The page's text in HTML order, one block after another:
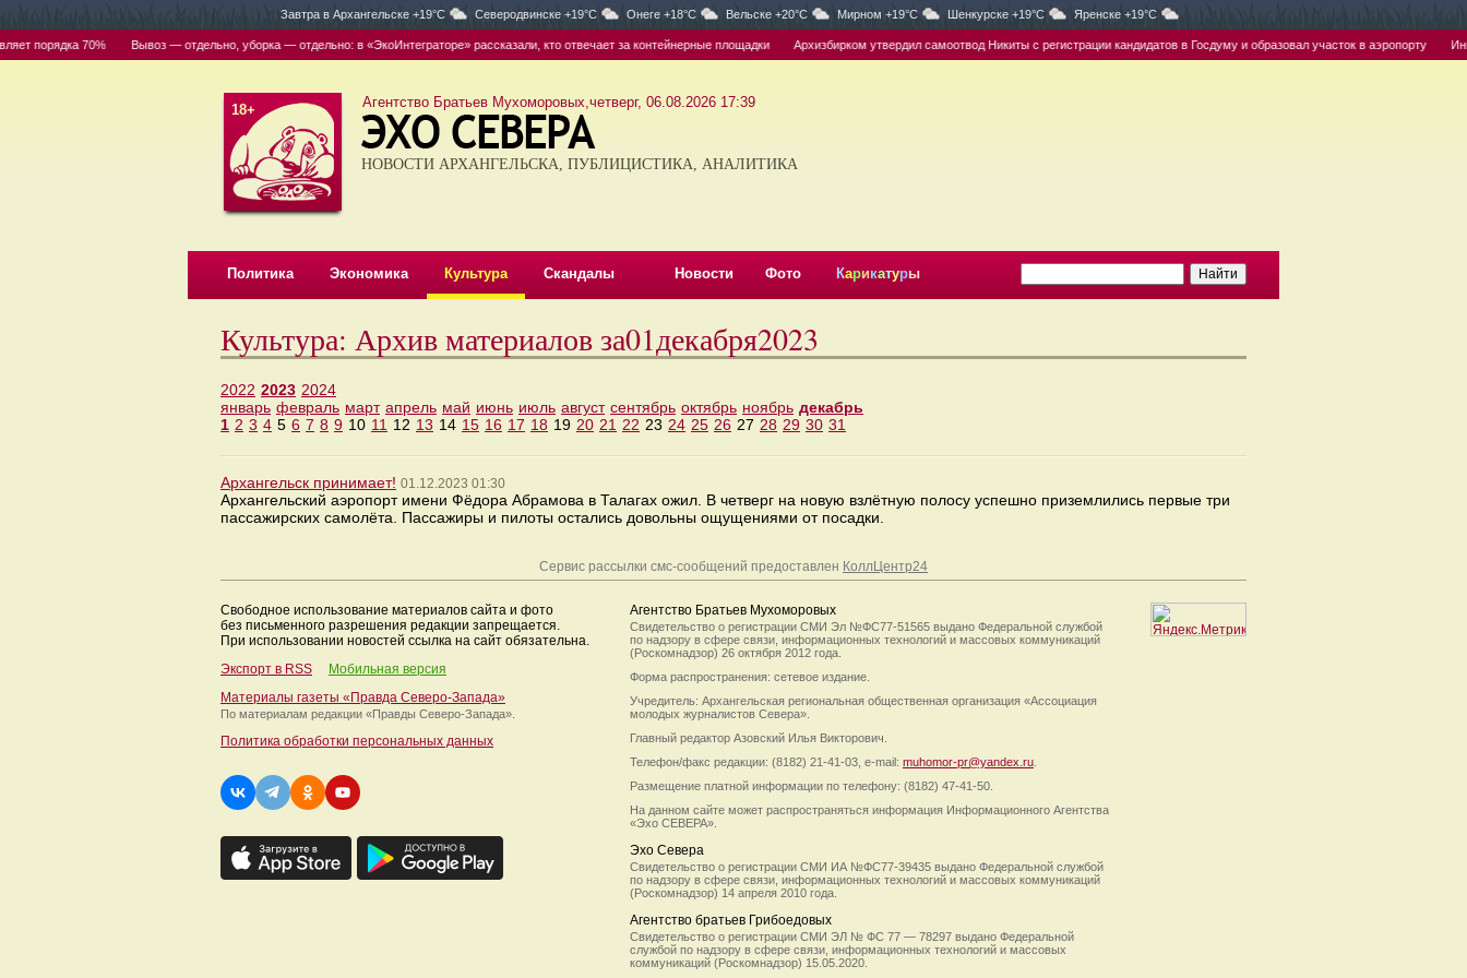
Завтра в Архангельске +19°C Северодвинске +19°C Онеге +18°C Вельске +20°C Мирном +19°C Шенкурске +19°C Яренске +19°C
порядка 70% Вывоз — отдельно, уборка — отдельно: в «ЭкоИнтеграторе» рассказали, кто отвечает за контейнерные площадки Архизбирком утвердил самоотвод Никиты с регистрации кандидатов в Госдуму и образовал участок в аэропорту
18+ Агентство Братьев Мухоморовых,четверг, 06.08.2026 17:39
НОВОСТИ АРХАНГЕЛЬСКА, ПУБЛИЦИСТИКА, АНАЛИТИКА
Политика Экономика Культура Скандалы Новости Фото Карикатуры
Культура: Архив материалов за01декабря2023
2022 2023 2024
январь февраль март апрель май июнь июль август сентябрь октябрь ноябрь декабрь
1 2 3 4 5 6 7 8 9 10 11 12 13 14 15 16 17 18 19 20 21 22 23 24 25 26 27 28 29 30 31
Архангельск принимает! 01.12.2023 01:30
Архангельский аэропорт имени Фёдора Абрамова в Талагах ожил. В четверг на новую взлётную полосу успешно приземлились первые три
пассажирских самолёта. Пассажиры и пилоты остались довольны ощущениями от посадки.
Сервис рассылки смс-сообщений предоставлен КоллЦентр24
Свободное использование материалов сайта и фото
без письменного разрешения редакции запрещается.
При использовании новостей ссылка на сайт обязательна.
Экспорт в RSS
Мобильная версия
Материалы газеты «Правда Северо-Запада»
По материалам редакции «Правды Северо-Запада».
Политика обработки персональных данных
Агентство Братьев Мухоморовых
Свидетельство о регистрации СМИ Эл №ФС77-51565 выдано Федеральной службой
по надзору в сфере связи, информационных технологий и массовых коммуникаций
(Роскомнадзор) 26 октября 2012 года.
Форма распространения: сетевое издание.
Учредитель: Архангельская региональная общественная организация «Ассоциация
молодых журналистов Севера».
Главный редактор Азовский Илья Викторович.
Телефон/факс редакции: (8182) 21-41-03, e-mail: muhomor-pr@yandex.ru
Размещение платной информации по телефону: (8182) 47-41-50.
На данном сайте может распространяться информация Информационного Агентства
«Эхо СЕВЕРА».
Эхо Севера
Свидетельство о регистрации СМИ ИА №ФС77-39435 выдано Федеральной службой
по надзору в сфере связи, информационных технологий и массовых коммуникаций
(Роскомнадзор) 14 апреля 2010 года.
Агентство братьев Грибоедовых
Свидетельство о регистрации СМИ ЭЛ № ФС 77 — 78297 выдано Федеральной
службой по надзору в сфере связи, информационных технологий и массовых
коммуникаций (Роскомнадзор) 15.05.2020.